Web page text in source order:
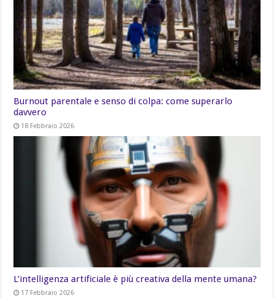
Burnout parentale e senso di colpa: come superarlo
davvero
18 Febbraio 2026
L’intelligenza artificiale è più creativa della mente umana?
17 Febbraio 2026